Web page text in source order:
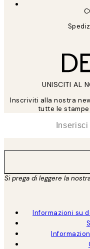
UNISCITI AL
Inscriviti alla nostra
tutte le
Si prega di leggere la
Informazioni su